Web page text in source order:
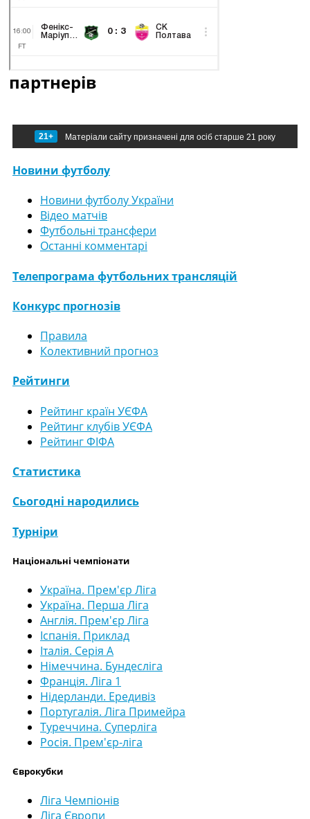
партнерів
21+ Матеріали сайту призначені для осіб старше 21 року
Новини футболу
Новини футболу України
Відео матчів
Футбольні трансфери
Останні комментарі
Телепрограма футбольних трансляцій
Конкурс прогнозів
Правила
Колективний прогноз
Рейтинги
Рейтинг країн УЄФА
Рейтинг клубів УЄФА
Рейтинг ФІФА
Статистика
Сьогодні народились
Турніри
Національні чемпіонати
Україна. Прем'єр Ліга
Україна. Перша Ліга
Англія. Прем'єр Ліга
Іспанія. Приклад
Італія. Серія А
Німеччина. Бундесліга
Франція. Ліга 1
Нідерланди. Ередивіз
Португалія. Ліга Примейра
Туреччина. Суперліга
Росія. Прем'єр-ліга
Єврокубки
Ліга Чемпіонів
Ліга Європи